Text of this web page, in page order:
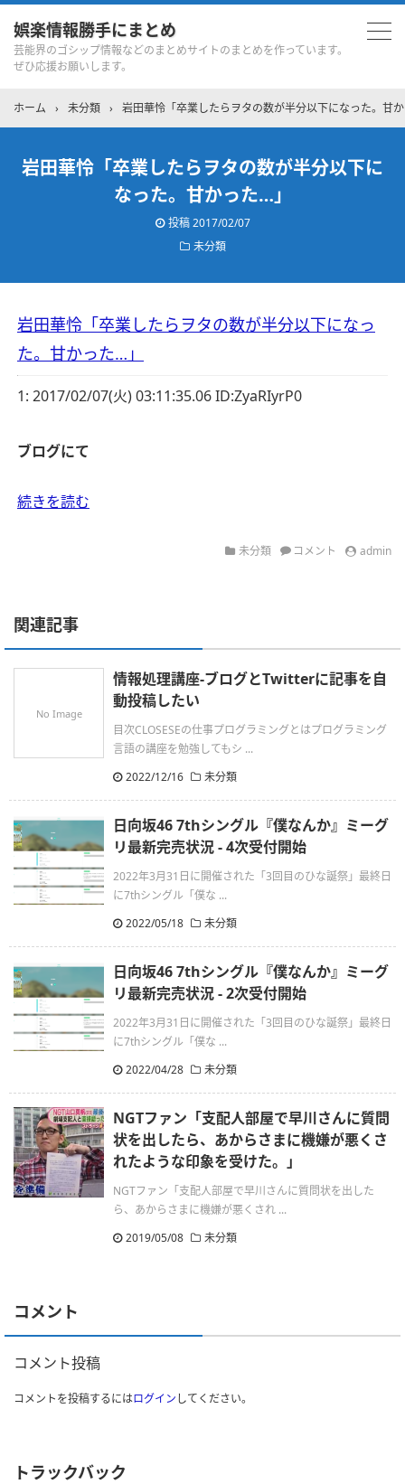
娯楽情報勝手にまとめ
芸能界のゴシップ情報などのまとめサイトのまとめを作っています。
ぜひ応援お願いします。
ホーム › 未分類 › 岩田華怜「卒業したらヲタの数が半分以下になった。甘
岩田華怜「卒業したらヲタの数が半分以下に
なった。甘かった…」
投稿2017/02/07
未分類
岩田華怜「卒業したらヲタの数が半分以下になっ
た。甘かった…」
1: 2017/02/07(火) 03:11:35.06 ID:ZyaRIyrP0
ブログにて
続きを読む
未分類 コメント admin
関連記事
No Image
情報処理講座-ブログとTwitterに記事を自
動投稿したい
目次CLOSESEの仕事プログラミングとはプログラミング
言語の講座を勉強してもシ ...
2022/12/16
未分類
日向坂46 7thシングル『僕なんか』ミーグ
リ最新完売状況 - 4次受付開始
2022年3月31日に開催された「3回目のひな誕祭」最終日
に7thシングル「僕な ...
2022/05/18
未分類
日向坂46 7thシングル『僕なんか』ミーグ
リ最新完売状況 - 2次受付開始
2022年3月31日に開催された「3回目のひな誕祭」最終日
に7thシングル「僕な ...
2022/04/28
未分類
NGTファン「支配人部屋で早川さんに質問
状を出したら、あからさまに機嫌が悪くさ
れたような印象を受けた。」
NGTファン「支配人部屋で早川さんに質問状を出した
ら、あからさまに機嫌が悪くされ ...
2019/05/08
未分類
コメント
コメント投稿
コメントを投稿するにはログインしてください。
トラックバック